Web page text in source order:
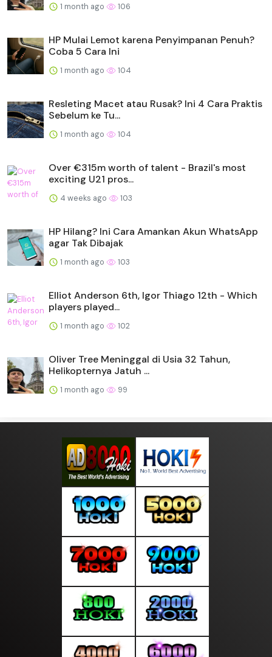
1 month ago 106
HP Mulai Lemot karena Penyimpanan Penuh?
Coba 5 Cara Ini
1 month ago 104
Resleting Macet atau Rusak? Ini 4 Cara Praktis
Sebelum ke Tu...
1 month ago 104
Over €315m worth of talent - Brazil's most
exciting U21 pros...
4 weeks ago 103
HP Hilang? Ini Cara Amankan Akun WhatsApp
agar Tak Dibajak
1 month ago 103
Elliot Anderson 6th, Igor Thiago 12th - Which
players played...
1 month ago 102
Oliver Tree Meninggal di Usia 32 Tahun,
Helikopternya Jatuh ...
1 month ago 99